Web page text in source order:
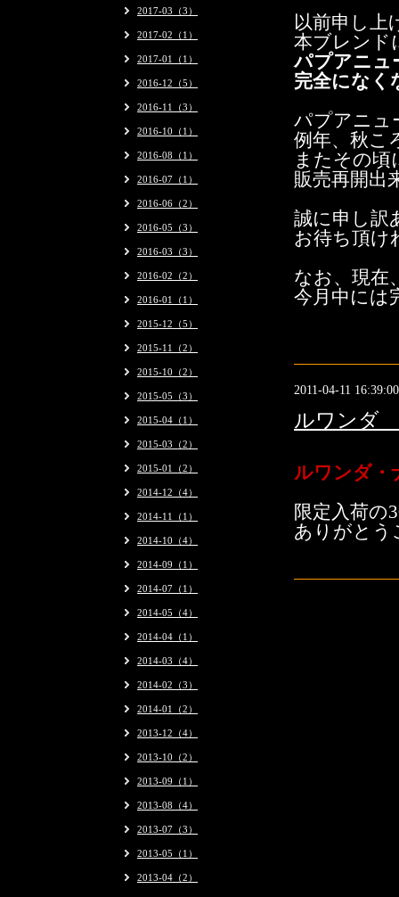
以前申し上
本ブレンド
パプアニ
完全になく
パプアニュ
例年、秋こ
またその頃
販売再開出
誠に申し訳
お待ち頂け
なお、現在
今月中には
2011-04-11 16:39:00
ルワンダ
ルワンダ・
限定入荷
ありがとう
2017-03（3）
2017-02（1）
2017-01（1）
2016-12（5）
2016-11（3）
2016-10（1）
2016-08（1）
2016-07（1）
2016-06（2）
2016-05（3）
2016-03（3）
2016-02（2）
2016-01（1）
2015-12（5）
2015-11（2）
2015-10（2）
2015-05（3）
2015-04（1）
2015-03（2）
2015-01（2）
2014-12（4）
2014-11（1）
2014-10（4）
2014-09（1）
2014-07（1）
2014-05（4）
2014-04（1）
2014-03（4）
2014-02（3）
2014-01（2）
2013-12（4）
2013-10（2）
2013-09（1）
2013-08（4）
2013-07（3）
2013-05（1）
2013-04（2）